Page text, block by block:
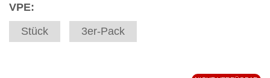
VPE:
Stück
3er-Pack